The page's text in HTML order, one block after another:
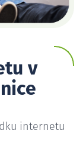
v
internetu